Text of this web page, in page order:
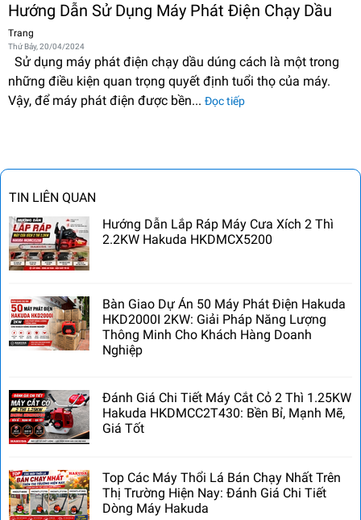
TIN LIÊN QUAN
Hướng Dẫn Lắp Ráp Máy Cưa Xích 2 Thì
2.2KW Hakuda HKDMCX5200
Bàn Giao Dự Án 50 Máy Phát Điện Hakuda
HKD2000I 2KW: Giải Pháp Năng Lượng
Thông Minh Cho Khách Hàng Doanh
Nghiệp
Đánh Giá Chi Tiết Máy Cắt Cỏ 2 Thì 1.25KW
Hakuda HKDMCC2T430: Bền Bỉ, Mạnh Mẽ,
Giá Tốt
Top Các Máy Thổi Lá Bán Chạy Nhất Trên
Thị Trường Hiện Nay: Đánh Giá Chi Tiết
Dòng Máy Hakuda
Hướng Dẫn Sử Dụng Máy Phát Điện Chạy Dầu
Trang
Thứ Bảy, 20/04/2024
Sử dụng máy phát điện chạy dầu dúng cách là một trong
những điều kiện quan trọng quyết định tuổi thọ của máy.
Vậy, để máy phát điện được bền... Đọc tiếp